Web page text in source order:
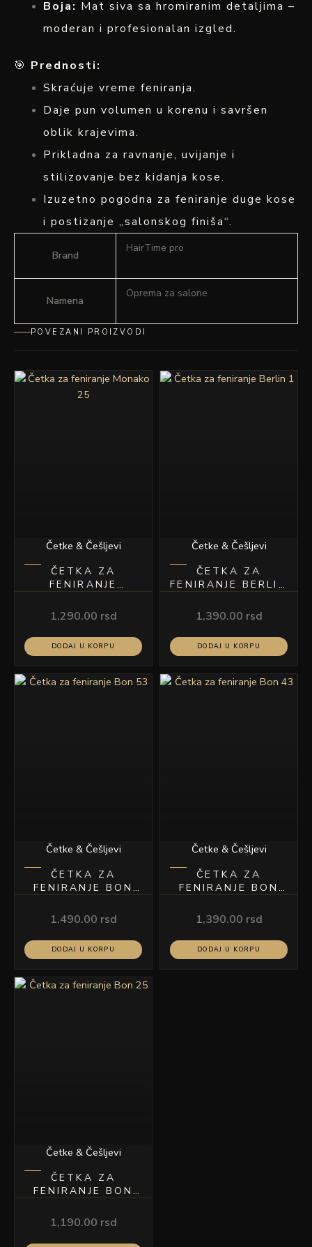
Boja: Mat siva sa hromiranim detaljima –
moderan i profesionalan izgled.
🎯 Prednosti:
Skraćuje vreme feniranja.
Daje pun volumen u korenu i savršen
oblik krajevima.
Prikladna za ravnanje, uvijanje i
stilizovanje bez kidanja kose.
Izuzetno pogodna za feniranje duge kose
i postizanje „salonskog finiša“.
Brand
HairTime pro
Namena
Oprema za salone
POVEZANI PROIZVODI
Četke & Češljevi
ČETKA ZA
FENIRANJE
1,290.00 rsd
DODAJ U KORPU
Četke & Češljevi
ČETKA ZA
FENIRANJE BERLIN
1,390.00 rsd
DODAJ U KORPU
Četke & Češljevi
ČETKA ZA
FENIRANJE BON
1,490.00 rsd
DODAJ U KORPU
Četke & Češljevi
ČETKA ZA
FENIRANJE BON
1,390.00 rsd
DODAJ U KORPU
Četke & Češljevi
ČETKA ZA
FENIRANJE BON
1,190.00 rsd